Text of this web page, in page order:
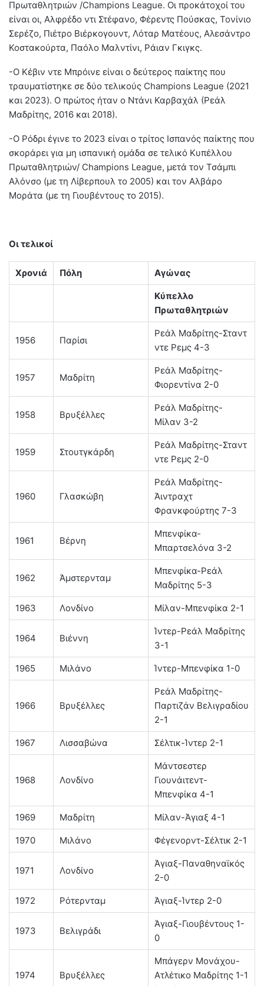
Πρωταθλητριών /Champions League. Οι προκάτοχοί του
είναι οι, Αλφρέδο ντι Στέφανο, Φέρεντς Πούσκας, Τονίνιο
Σερέζο, Πιέτρο Βιέρκογουντ, Λόταρ Ματέους, Αλεσάντρο
Κοστακούρτα, Παόλο Μαλντίνι, Ράιαν Γκιγκς.
-Ο Κέβιν ντε Μπρόινε είναι ο δεύτερος παίκτης που
τραυματίστηκε σε δύο τελικούς Champions League (2021
και 2023). Ο πρώτος ήταν ο Ντάνι Καρβαχάλ (Ρεάλ
Μαδρίτης, 2016 και 2018).
-Ο Ρόδρι έγινε το 2023 είναι ο τρίτος Ισπανός παίκτης που
σκοράρει για μη ισπανική ομάδα σε τελικό Κυπέλλου
Πρωταθλητριών/ Champions League, μετά τον Τσάμπι
Αλόνσο (με τη Λίβερπουλ το 2005) και τον Αλβάρο
Μοράτα (με τη Γιουβέντους το 2015).
Οι τελικοί
Χρονιά Πόλη Αγώνας
Κύπελλο
Πρωταθλητριών
1956 Παρίσι
Ρεάλ Μαδρίτης-Σταντ
ντε Ρεμς 4-3
1957 Μαδρίτη
Ρεάλ Μαδρίτης-
Φιορεντίνα 2-0
1958 Βρυξέλλες
Ρεάλ Μαδρίτης-
Μίλαν 3-2
1959 Στουτγκάρδη
Ρεάλ Μαδρίτης-Σταντ
ντε Ρεμς 2-0
1960 Γλασκώβη
Ρεάλ Μαδρίτης-
Άιντραχτ
Φρανκφούρτης 7-3
1961 Βέρνη
Μπενφίκα-
Μπαρτσελόνα 3-2
1962 Άμστερνταμ
Μπενφίκα-Ρεάλ
Μαδρίτης 5-3
1963 Λονδίνο Μίλαν-Μπενφίκα 2-1
1964 Βιέννη
Ίντερ-Ρεάλ Μαδρίτης
3-1
1965 Μιλάνο Ίντερ-Μπενφίκα 1-0
1966 Βρυξέλλες
Ρεάλ Μαδρίτης-
Παρτιζάν Βελιγραδίου
2-1
1967 Λισσαβώνα Σέλτικ-Ίντερ 2-1
1968 Λονδίνο
Μάντσεστερ
Γιουνάιτεντ-
Μπενφίκα 4-1
1969 Μαδρίτη Μίλαν-Άγιαξ 4-1
1970 Μιλάνο Φέγενορντ-Σέλτικ 2-1
1971 Λονδίνο
Άγιαξ-Παναθηναϊκός
2-0
1972 Ρότερνταμ Άγιαξ-Ίντερ 2-0
1973 Βελιγράδι
Άγιαξ-Γιουβέντους 1-
0
1974 Βρυξέλλες
Μπάγερν Μονάχου-
Ατλέτικο Μαδρίτης 1-1